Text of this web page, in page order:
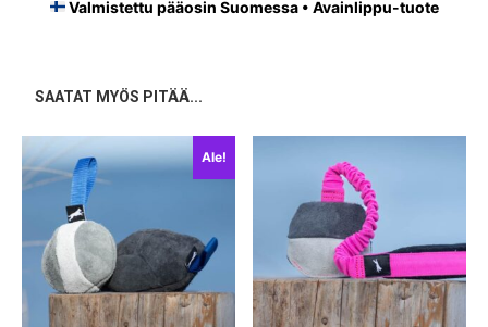
Valmistettu pääosin Suomessa • Avainlippu-tuote
SAATAT MYÖS PITÄÄ...
Ale!